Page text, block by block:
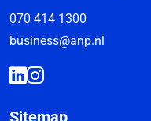
070 414 1300
business@anp.nl
Sitemap